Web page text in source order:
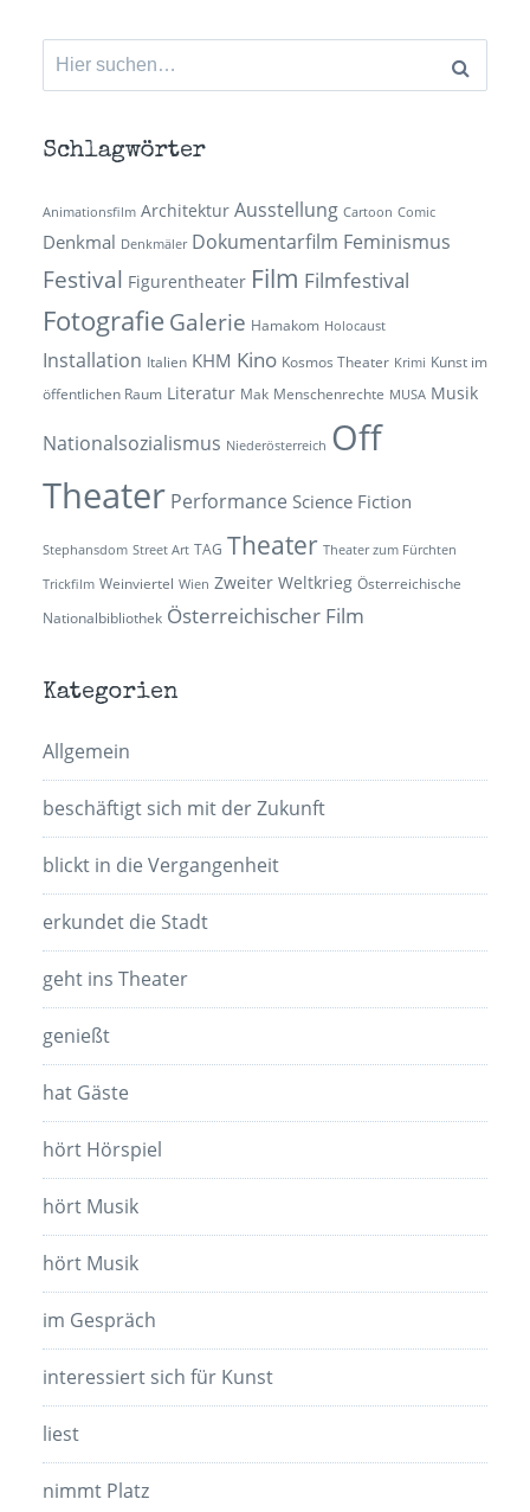
Suchen
nach:
Schlagwörter
Animationsfilm Architektur Ausstellung Cartoon Comic
Denkmal Denkmäler Dokumentarfilm Feminismus
Festival Figurentheater Film Filmfestival
Fotografie Galerie Hamakom Holocaust
Installation Italien KHM Kino Kosmos Theater Krimi Kunst im
öffentlichen Raum Literatur Mak Menschenrechte MUSA Musik
Nationalsozialismus Niederösterreich Off
Theater Performance Science Fiction
Stephansdom Street Art TAG Theater Theater zum Fürchten
Trickfilm Weinviertel Wien Zweiter Weltkrieg Österreichische
Nationalbibliothek Österreichischer Film
Kategorien
Allgemein
beschäftigt sich mit der Zukunft
blickt in die Vergangenheit
erkundet die Stadt
geht ins Theater
genießt
hat Gäste
hört Hörspiel
hört Musik
hört Musik
im Gespräch
interessiert sich für Kunst
liest
nimmt Platz